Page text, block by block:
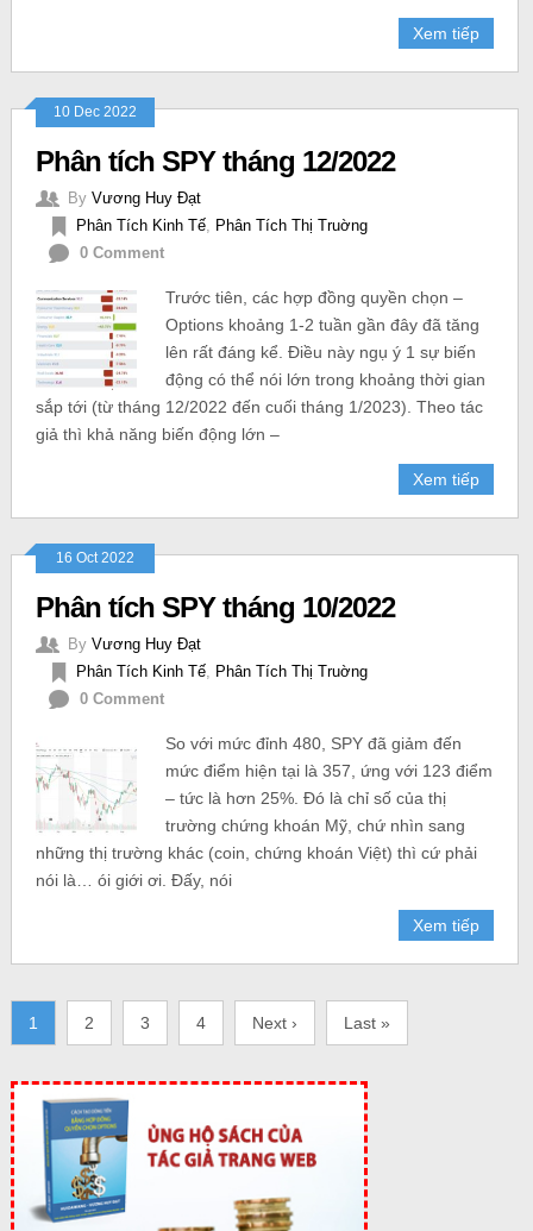
Xem tiếp
10 Dec 2022
Phân tích SPY tháng 12/2022
By Vương Huy Đạt
Phân Tích Kinh Tế, Phân Tích Thị Truờng
0 Comment
Trước tiên, các hợp đồng quyền chọn –
Options khoảng 1-2 tuần gần đây đã tăng
lên rất đáng kể. Điều này ngụ ý 1 sự biến
động có thể nói lớn trong khoảng thời gian
sắp tới (từ tháng 12/2022 đến cuối tháng 1/2023). Theo tác
giả thì khả năng biến động lớn –
Xem tiếp
16 Oct 2022
Phân tích SPY tháng 10/2022
By Vương Huy Đạt
Phân Tích Kinh Tế, Phân Tích Thị Truờng
0 Comment
So với mức đỉnh 480, SPY đã giảm đến
mức điểm hiện tại là 357, ứng với 123 điểm
– tức là hơn 25%. Đó là chỉ số của thị
trường chứng khoán Mỹ, chứ nhìn sang
những thị trường khác (coin, chứng khoán Việt) thì cứ phải
nói là… ói giới ơi. Đấy, nói
Xem tiếp
1 2 3 4 Next › Last »